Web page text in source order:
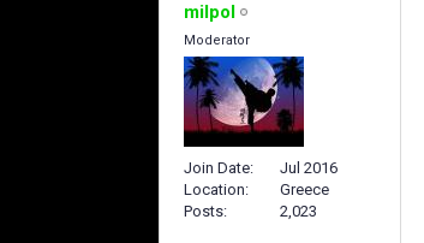
milpol
Moderator
Join Date
Jul 2016
Location
Greece
Posts
2,023